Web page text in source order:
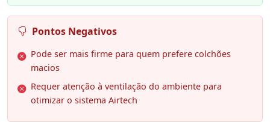
Pontos Negativos
Pode ser mais firme para quem prefere colchões
macios
Requer atenção à ventilação do ambiente para
otimizar o sistema Airtech